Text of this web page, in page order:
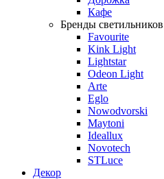
Кафе
Бренды светильников
Favourite
Kink Light
Lightstar
Odeon Light
Arte
Eglo
Nowodvorski
Maytoni
Ideallux
Novotech
STLuce
Декор